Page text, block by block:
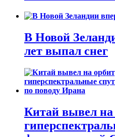
В Новой
лет выпал снег
Китай вывел